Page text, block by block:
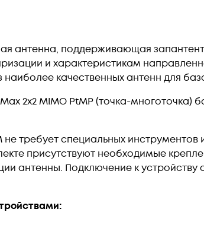
антенна, поддерживающая
и характеристикам
качественных антенн для
2x2 MIMO PtMP (точка-
требует специальных
присутствуют необходимые
антенны. Подключение к устройству